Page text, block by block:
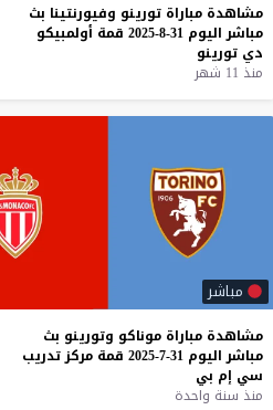
مشاهدة مباراة تورينو وفيورنتينا بث
مباشر اليوم 31-8-2025 قمة أولمبيكو
دي تورينو
منذ 11 شهر
مباشر
مشاهدة مباراة موناكو وتورينو بث
مباشر اليوم 31-7-2025 قمة مركزتدريب
سي إم بي
منذ سنة واحدة